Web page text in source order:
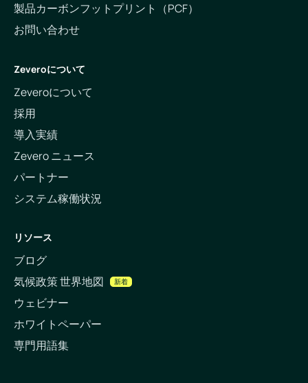
製品カーボンフットプリント（PCF）
お問い合わせ
Zeveroについて
Zeveroについて
採用
導入実績
Zevero ニュース
パートナー
システム稼働状況
リソース
ブログ
気候政策 世界地図
新着
ウェビナー
ホワイトペーパー
専門用語集